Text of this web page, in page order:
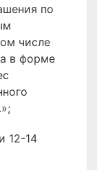
по
числе
в форме
12-14